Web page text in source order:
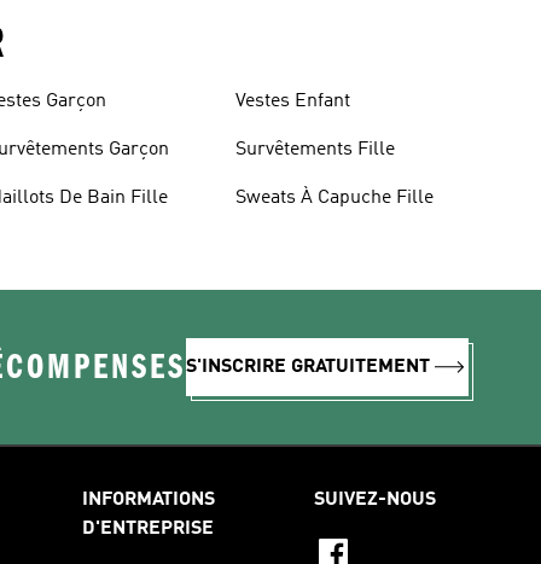
Garçon
Garçon
De Bain Fille
Vestes Enfant
Survêtements Fille
Sweats À Capuche Fille
S'INSCRIRE GRATUITEMENT
INFORMATIONS
D'ENTREPRISE
SUIVEZ-NOUS